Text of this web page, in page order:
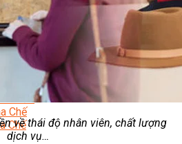
Cafe – Chuỗi Cafe
Mô Hình Đồ Uống
Hình Đồ Uống Thịnh Hành
Và Nhượng Quyền
Ngành Pha Chế
Sữa
Chế
Chế
về thái độ nhân viên, chất lượng
dịch vụ…